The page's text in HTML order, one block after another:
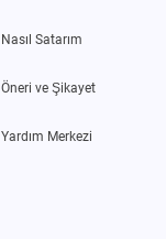
Nasıl Satarım
Öneri ve Şikayet
Yardım Merkezi